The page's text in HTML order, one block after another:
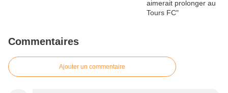
Commentaires
Ajouter un commentaire